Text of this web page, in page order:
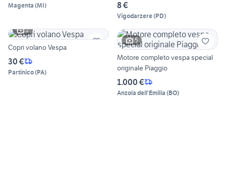
Magenta (MI) 8 €
Vigodarzere(PD)
2
Copri volano Vespa
30 €
Partinico(PA)
5
Motore completo vespa special
originale Piaggio
1.000 €
Anzola dell'Emilia (BO)